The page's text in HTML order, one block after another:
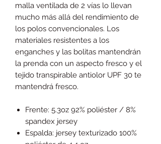
malla ventilada de 2 vías lo llevan
mucho más allá del rendimiento de
los polos convencionales. Los
materiales resistentes a los
enganches y las bolitas mantendrán
la prenda con un aspecto fresco y el
tejido transpirable antiolor UPF 30 te
mantendrá fresco.
Frente: 5.3oz 92% poliéster / 8%
spandex jersey
Espalda: jersey texturizado 100%